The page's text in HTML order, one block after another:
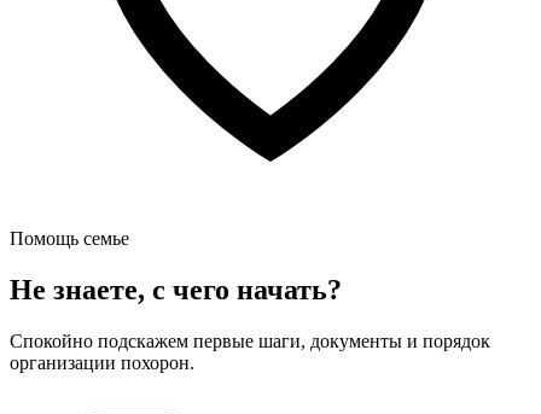
Помощь семье
Не знаете, с чего начать?
Спокойно подскажем первые шаги, документы и порядок
организации похорон.